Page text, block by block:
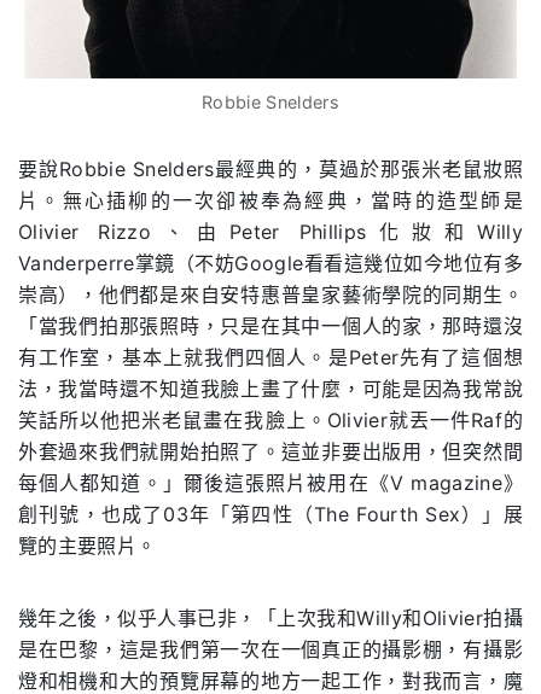
Robbie Snelders
要說Robbie Snelders最經典的，莫過於那張米老鼠妝照
片。無心插柳的一次卻被奉為經典，當時的造型師是
Olivier Rizzo、由Peter Phillips化妝和Willy
Vanderperre掌鏡（不妨Google看看這幾位如今地位有多
崇高），他們都是來自安特惠普皇家藝術學院的同期生。
「當我們拍那張照時，只是在其中一個人的家，那時還沒
有工作室，基本上就我們四個人。是Peter先有了這個想
法，我當時還不知道我臉上畫了什麼，可能是因為我常說
笑話所以他把米老鼠畫在我臉上。Olivier就丟一件Raf的
外套過來我們就開始拍照了。這並非要出版用，但突然間
每個人都知道。」爾後這張照片被用在《V magazine》
創刊號，也成了03年「第四性（The Fourth Sex）」展
覽的主要照片。
幾年之後，似乎人事已非，「上次我和Willy和Olivier拍攝
是在巴黎，這是我們第一次在一個真正的攝影棚，有攝影
燈和相機和大的預覽屏幕的地方一起工作，對我而言，魔